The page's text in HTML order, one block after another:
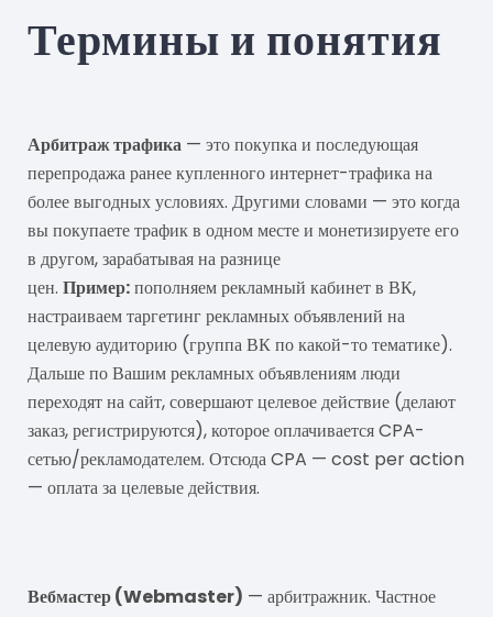
Термины и понятия
Арбитраж трафика — это покупка и последующая
перепродажа ранее купленного интернет-трафика на
более выгодных условиях. Другими словами — это когда
вы покупаете трафик в одном месте и монетизируете его
в другом, зарабатывая на разнице
цен. Пример:пополняем рекламный кабинет в ВК,
настраиваем таргетинг рекламных объявлений на
целевую аудиторию (группа ВК по какой-то тематике).
Дальше по Вашим рекламных объявлениям люди
переходят на сайт, совершают целевое действие (делают
заказ, регистрируются), которое оплачивается CPA-
сетью/рекламодателем. Отсюда CPA — cost per action
— оплата за целевые действия.
Вебмастер (Webmaster) — арбитражник. Частное